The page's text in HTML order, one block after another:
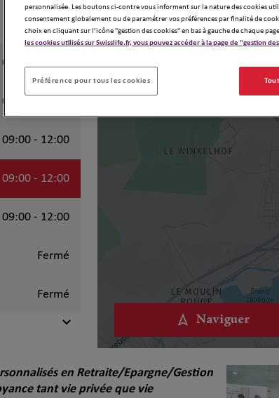
09:00 - 12:00
09:00 - 12:00
09:00 - 12:00
09:00 - 12:00
09:00 - 12:00
Fermé
Fermé
Naviguer
en Retraite/Epargne/Gestion
tant vie privée que vie
personnalisée. Les boutons ci-contre vous informent sur la nature des cookies
consentement globalement ou de paramétrer vos préférences par finalité de
choix en cliquant sur l’icône "gestion des cookies" en bas à gauche de chaque
les cookies utilisés sur Swisslife.fr, vous pouvez accéder à la page de "gestion
Préférence pour tous les cookies